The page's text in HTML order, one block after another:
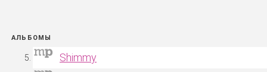
АЛЬБОМЫ
Shimmy